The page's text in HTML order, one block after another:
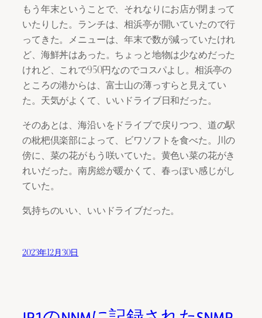
もう年末ということで、それなりにお店が閉まって
いたりした。ランチは、相浜亭が開いていたので行
ってきた。メニューは、年末で数が減っていたけれ
ど、海鮮丼はあった。ちょっと地物は少なめだった
けれど、これで950円なのでコスパよし。相浜亭の
ところの港からは、富士山の薄っすらと見えてい
た。天気がよくて、いいドライブ日和だった。
そのあとは、海沿いをドライブで戻りつつ、道の駅
の枇杷倶楽部によって、ビワソフトを食べた。川の
傍に、菜の花がもう咲いていた。黄色い菜の花がき
れいだった。南房総が暖かくて、春っぽい感じがし
ていた。
気持ちのいい、いいドライブだった。
2023年12月30日